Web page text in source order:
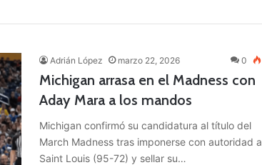
Adrián López marzo 22, 2026 0
Michigan arrasa en el Madness con
Aday Mara a los mandos
Michigan confirmó su candidatura al título del
March Madness tras imponerse con autoridad a
Saint Louis (95-72) y sellar su…